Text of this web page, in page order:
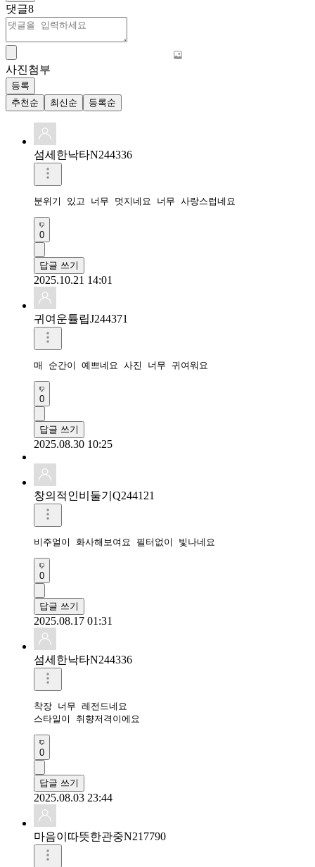
댓글8
사진첨부
등록
추천순
최신순 등록순
섬세한낙타N244336
0
답글 쓰기
2025.10.21 14:01
귀여운튤립J244371
0
답글 쓰기
2025.08.30 10:25
창의적인비둘기Q244121
0
답글 쓰기
2025.08.17 01:31
섬세한낙타N244336
착장 너무 레전드네요
0
답글 쓰기
2025.08.03 23:44
마음이따뜻한관중N217790